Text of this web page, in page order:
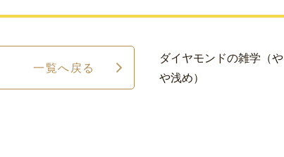
一覧へ戻る
ダイヤモンドの雑学（や
や浅め）